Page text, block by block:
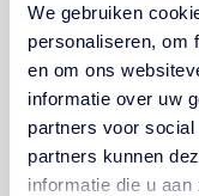
We gebruiken
personaliseren, om
en om ons
informatie over uw
partners voor
partners kunnen
informatie die u
voor een
onvergetelijke
MENUKAART